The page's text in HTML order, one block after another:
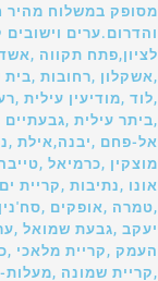
מסופק במשלוח מהיר
והדרום.ערים
לציון,פתח תקווה
,אשקלון ,רחובות
,לוד ,מודיעין עילית
,ביתר עילית
אל-פחם ,יבנה,אילת
מוצקין ,כרמיאל
אונו ,נתיבות ,קריית
,טמרה ,אופקים
יעקב ,גבעת שמואל
העמק ,קריית מלאכי
,קריית שמונה